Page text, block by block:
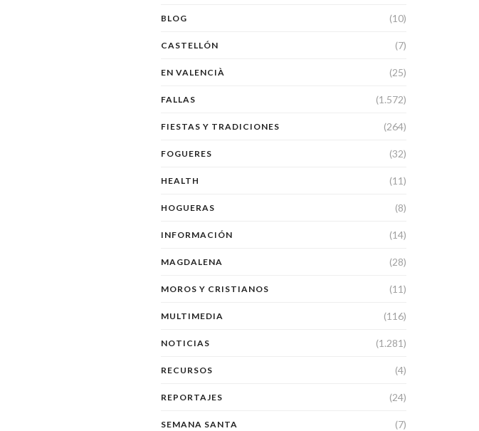
BLOG (10)
CASTELLÓN (7)
EN VALENCIÀ (25)
FALLAS (1.572)
FIESTAS Y TRADICIONES (264)
FOGUERES (32)
HEALTH (11)
HOGUERAS (8)
INFORMACIÓN (14)
MAGDALENA (28)
MOROS Y CRISTIANOS (11)
MULTIMEDIA (116)
NOTICIAS (1.281)
RECURSOS (4)
REPORTAJES (24)
SEMANA SANTA (7)